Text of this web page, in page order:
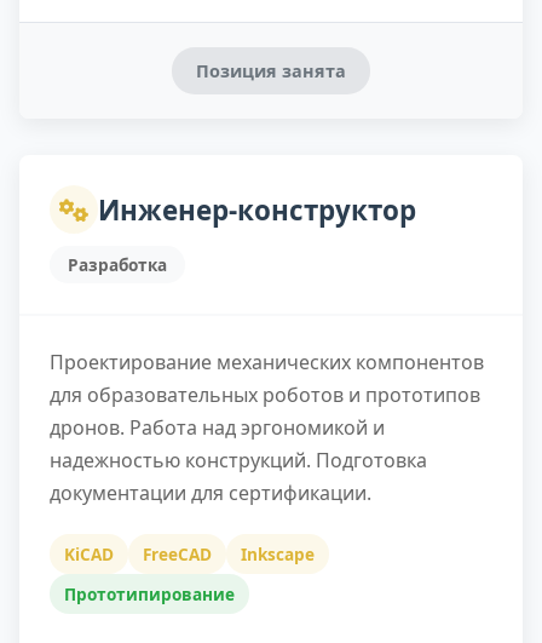
Позиция занята
Инженер-конструктор
Разработка
Проектирование механических компонентов
для образовательных роботов и прототипов
дронов. Работа над эргономикой и
надежностью конструкций. Подготовка
документации для сертификации.
KiCAD FreeCAD
Inkscape
Прототипирование